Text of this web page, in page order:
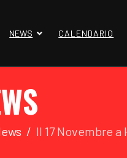
NEWS CALENDARIO
Il 17 Novembre